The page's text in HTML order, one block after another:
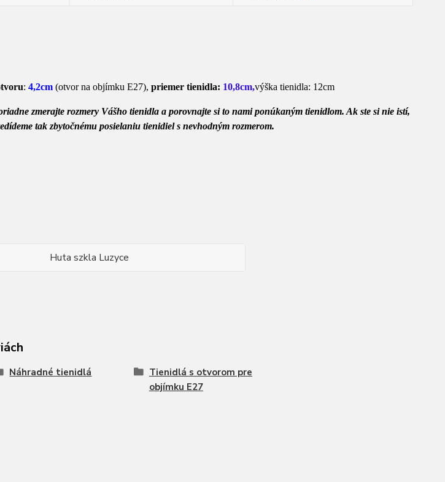
: 4,2cm(otvor na objímku E27), priemer tienidla: 10,8cm,výška tienidla: 12cm
zmerajte rozmery Vášho tienidla a porovnajte si to nami ponúkaným tienidlom. Ak ste si nie istí,
tak zbytočnému posielaniu tienidiel s nevhodným rozmerom.
Huta szkla Luzyce
Náhradné tienidlá
Tienidlá s otvorom pre
objímku E27